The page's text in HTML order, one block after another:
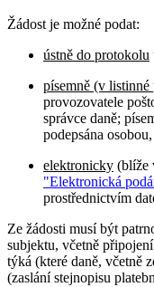
Žádost je možné podat:
ústně do protokolu
písemně (v listinné
provozovatele
správce daně;
podepsána
elektronicky (blíže
"Elektronická
prostřednictvím
Ze žádosti musí být
subjektu, včetně
týká (které daně, včetně
(zaslání stejnopisu